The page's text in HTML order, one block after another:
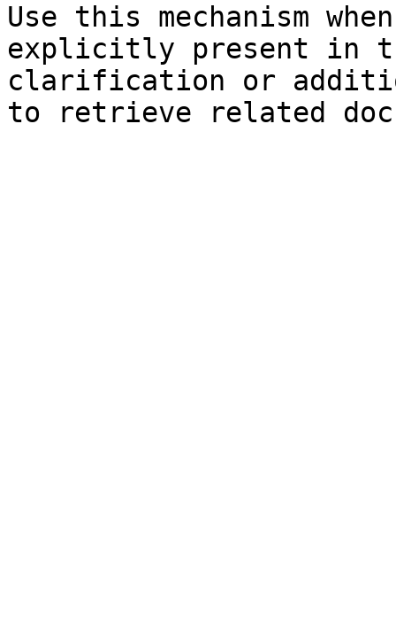
Use this mechanism
explicitly present in
clarification or